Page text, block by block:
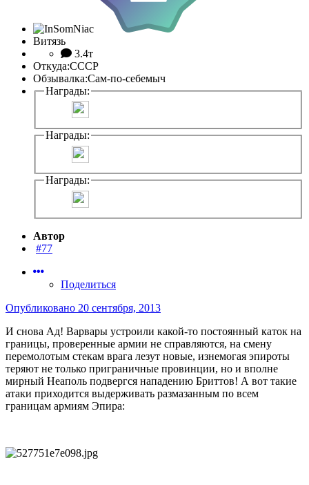
Витязь
3.4т
Откуда:СССР
Обзывалка:Сам-по-себемыч
Награды:
Награды:
Награды:
Автор
#77
Поделиться
Опубликовано 20 сентября, 2013
И снова Ад! Варвары устроили какой-то постоянный каток на
границы, проверенные армии не справляются, на смену
перемолотым стекам врага лезут новые, изнемогая эпироты
теряют не только приграничные провинции, но и вполне
мирный Неаполь подвергся нападению Бриттов! А вот такие
атаки приходится выдерживать размазанным по всем
границам армиям Эпира: